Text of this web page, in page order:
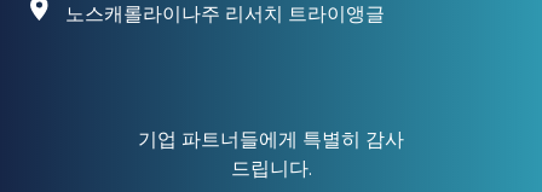
노스캐롤라이나주 리서치 트라이앵글
기업 파트너들에게 특별히 감사
드립니다.